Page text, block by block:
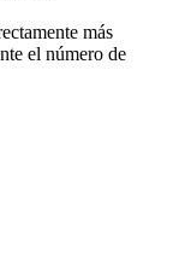
más
el número de